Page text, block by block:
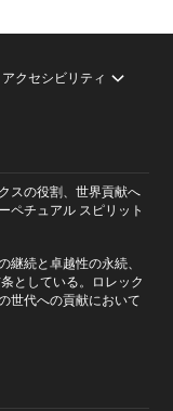
アクセシビリティ
スの役割、世界貢献へ
ペチュアル スピリット
継続と卓越性の永続、
としている。ロレック
世代への貢献において